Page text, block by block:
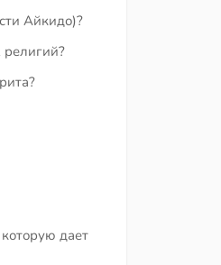
Айкидо)?
религий?
дает